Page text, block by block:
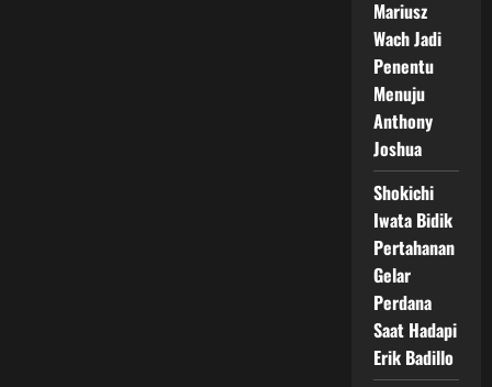
Mariusz
Wach Jadi
Penentu
Menuju
Anthony
Joshua
Shokichi
Iwata Bidik
Pertahanan
Gelar
Perdana
Saat Hadapi
Erik Badillo